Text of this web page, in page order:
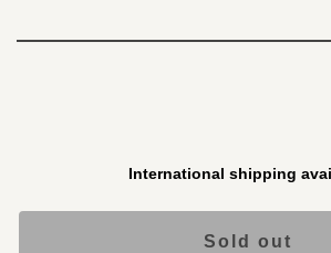
International shipping
Sold out